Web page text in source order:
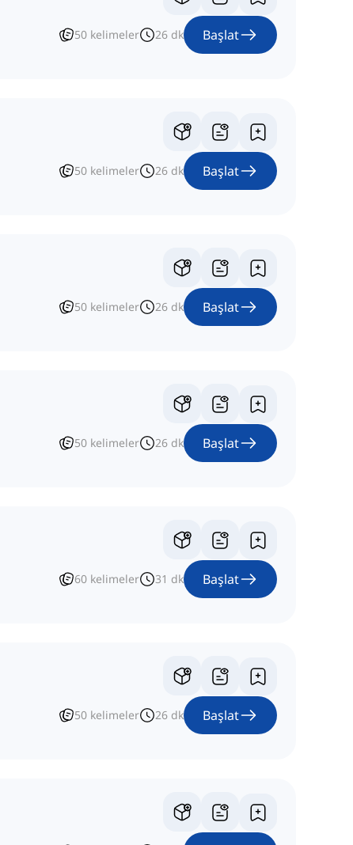
50 kelimeler 26 dk Başlat
50 kelimeler 26 dk Başlat
50 kelimeler 26 dk Başlat
50 kelimeler 26 dk Başlat
60 kelimeler 31 dk Başlat
50 kelimeler 26 dk Başlat